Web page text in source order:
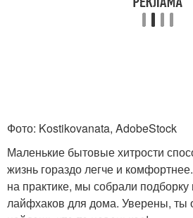
Фото: Kostikovanata, AdobeStock
Маленькие бытовые хитрости
жизнь гораздо легче и
на практике, мы собрали
лайфхаков для дома. Уверены, ты